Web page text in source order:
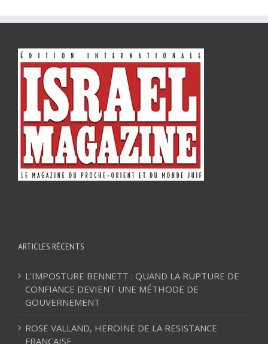
ARTICLES RÉCENTS
L’IMPOSTURE BENNETT : QUAND LA RUPTURE DE
CONFIANCE DEVIENT UNE MÉTHODE DE
GOUVERNEMENT
ROSE VALLAND, HEROÏNE DE LA RESISTANCE
FRANÇAISE